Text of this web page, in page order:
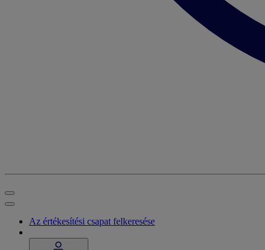
Az értékesítési csapat felkeresése